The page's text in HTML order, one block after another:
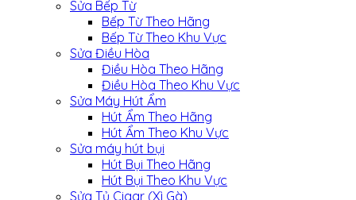
Sửa Bếp Từ
Bếp Từ Theo Hãng
Bếp Từ Theo Khu Vực
Sửa Điều Hòa
Điều Hòa Theo Hãng
Điều Hòa Theo Khu Vực
Sửa Máy Hút Ẩm
Hút Ẩm Theo Hãng
Hút Ẩm Theo Khu Vực
Sửa máy hút bụi
Hút Bụi Theo Hãng
Hút Bụi Theo Khu Vực
Sửa Tủ Cigar (Xì Gà)